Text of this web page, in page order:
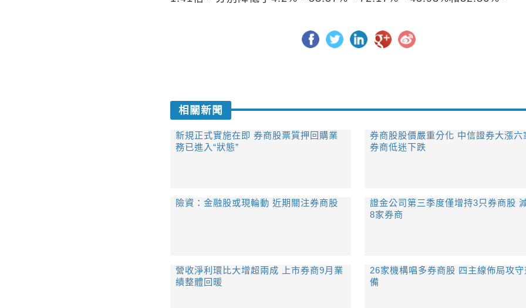
相關新聞
新規正式實施在即 券商股票質押回購業
務已進入“狀態”
券商股股價嚴重分化 中信證券大漲六
券商低迷下跌
險資：金融股或現輪動 近期關注券商股
證金公司第三季度僅增持3只券商股
8家券商
營收淨利環比大增超兩成 上市券商9月業
績整體回暖
26家機構唱多券商股 四主線佈局攻守
備